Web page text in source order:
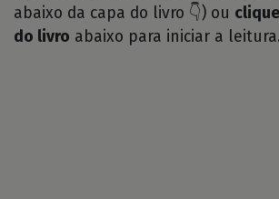
abaixo da capa do livro 👇) ou
do livro abaixo para iniciar a leitura.